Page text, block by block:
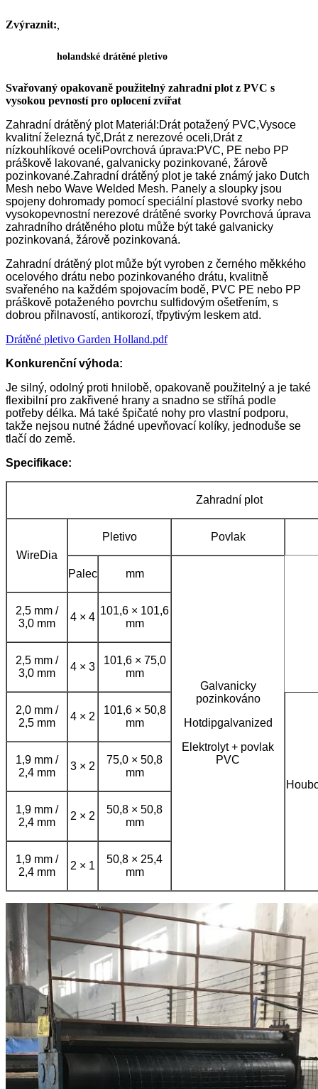
Zvýraznit:,
holandské drátěné pletivo
Svařovaný opakovaně použitelný zahradní plot z PVC s
vysokou pevností pro oplocení zvířat
Zahradní drátěný plot Materiál:Drát potažený PVC,Vysoce
kvalitní železná tyč,Drát z nerezové oceli,Drát z
nízkouhlíkové oceliPovrchová úprava:PVC, PE nebo PP
práškově lakované, galvanicky pozinkované, žárově
pozinkované.Zahradní drátěný plot je také známý jako Dutch
Mesh nebo Wave Welded Mesh. Panely a sloupky jsou
spojeny dohromady pomocí speciální plastové svorky nebo
vysokopevnostní nerezové drátěné svorky Povrchová úprava
zahradního drátěného plotu může být také galvanicky
pozinkovaná, žárově pozinkovaná.
Zahradní drátěný plot může být vyroben z černého měkkého
ocelového drátu nebo pozinkovaného drátu, kvalitně
svařeného na každém spojovacím bodě, PVC PE nebo PP
práškově potaženého povrchu sulfidovým ošetřením, s
dobrou přilnavostí, antikorozí, třpytivým leskem atd.
Drátěné pletivo Garden Holland.pdf
Konkurenční výhoda:
Je silný, odolný proti hnilobě, opakovaně použitelný a je také
flexibilní pro zakřivené hrany a snadno se stříhá podle
potřeby délka. Má také špičaté nohy pro vlastní podporu,
takže nejsou nutné žádné upevňovací kolíky, jednoduše se
tlačí do země.
Specifikace:
Zahradní plot
WireDia
Pletivo Povlak
Palec mm
Galvanicky
pozinkováno
Hotdipgalvanized
Elektrolyt + povlak
PVC
2,5 mm /
3,0 mm
4 × 4
101,6 × 101,6
mm
2,5 mm /
3,0 mm
4 × 3
101,6 × 75,0
mm
2,0 mm /
2,5 mm
4 × 2
101,6 × 50,8
mm
1,9 mm /
2,4 mm
3 × 2
75,0 × 50,8
mm
1,9 mm /
2,4 mm
2 × 2
50,8 × 50,8
mm
1,9 mm /
2,4 mm
2 × 1
50,8 × 25,4
mm